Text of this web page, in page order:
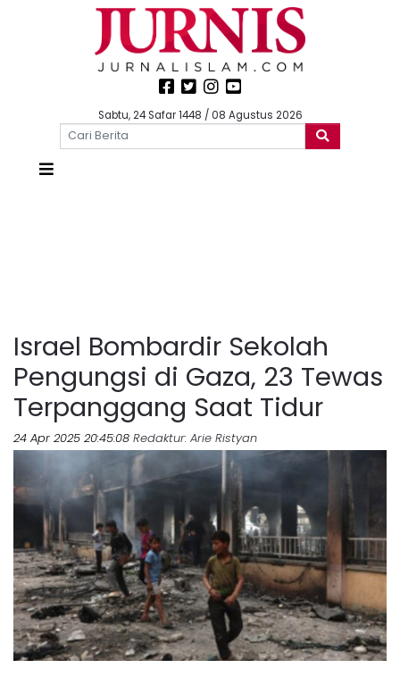
Sabtu, 24 Safar 1448 / 08 Agustus 2026
Israel Bombardir Sekolah
Pengungsi di Gaza, 23 Tewas
Terpanggang Saat Tidur
24 Apr 2025 20:45:08 Redaktur: Arie Ristyan